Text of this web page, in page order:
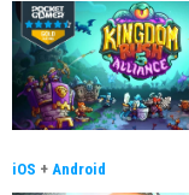
iOS + Android